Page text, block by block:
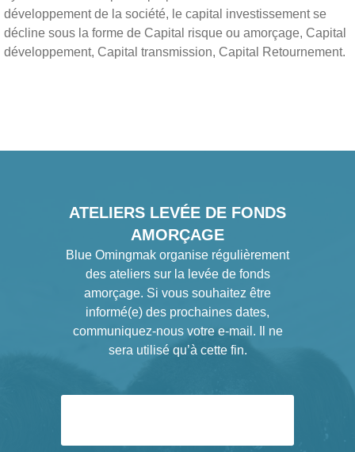
développement de la société, le capital investissement se
décline sous la forme de Capital risque ou amorçage, Capital
développement, Capital transmission, Capital Retournement.
ATELIERS LEVÉE DE FONDS
AMORÇAGE
Blue Omingmak organise régulièrement
des ateliers sur la levée de fonds
amorçage. Si vous souhaitez être
informé(e) des prochaines dates,
communiquez-nous votre e-mail. Il ne
sera utilisé qu’à cette fin.